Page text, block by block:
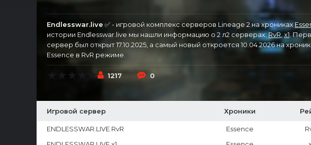
Endlesswar.live ✅ - игровой комплекс серверов Lineage 2 на хрониках
истории Endlesswar.live мы нашли информацию о 2 л2 серверах:RvR,x1.
сервер был открыт 17.10.2025, а самый новый откроется 10.04.2026 на
Essence в RvR режиме.
1217 0
Игровой сервер Хроники
ENDLESSWAR.LIVE RvR Essence